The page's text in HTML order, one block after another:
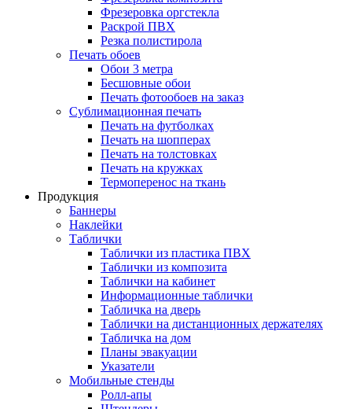
Фрезеровка оргстекла
Раскрой ПВХ
Резка полистирола
Печать обоев
Обои 3 метра
Бесшовные обои
Печать фотообоев на заказ
Сублимационная печать
Печать на футболках
Печать на шопперах
Печать на толстовках
Печать на кружках
Термоперенос на ткань
Продукция
Баннеры
Наклейки
Таблички
Таблички из пластика ПВХ
Таблички из композита
Таблички на кабинет
Информационные таблички
Табличка на дверь
Таблички на дистанционных держателях
Табличка на дом
Планы эвакуации
Указатели
Мобильные стенды
Ролл-апы